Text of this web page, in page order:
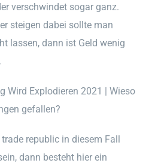
verschwindet sogar ganz.
steigen dabei sollte man
lassen, dann ist Geld wenig
Wird Explodieren 2021 | Wieso
gefallen?
republic in diesem Fall
dann besteht hier ein